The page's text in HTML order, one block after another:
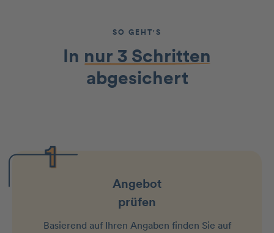
SO GEHT'S
In nur 3 Schritten
abgesichert
Angebot
prüfen
Basierend auf Ihren Angaben finden Sie auf